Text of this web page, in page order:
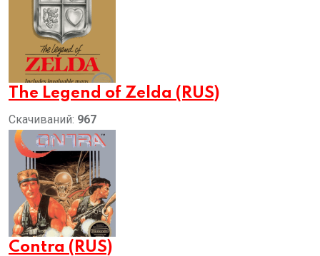
The Legend of Zelda (RUS)
Скачиваний: 967
Contra (RUS)